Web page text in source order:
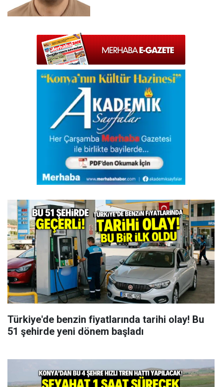
Türkiye'de benzin fiyatlarında tarihi olay! Bu
51 şehirde yeni dönem başladı